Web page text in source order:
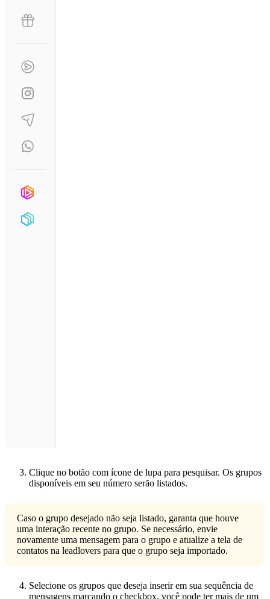
Clique no botão com ícone de lupa para pesquisar. Os grupos
disponíveis em seu número serão listados.
Caso o grupo desejado não seja listado, garanta que houve
uma interação recente no grupo. Se necessário, envie
novamente uma mensagem para o grupo e atualize a tela de
contatos na leadlovers para que o grupo seja importado.
Selecione os grupos que deseja inserir em sua sequência de
mensagens marcando o checkbox, você pode ter mais de um